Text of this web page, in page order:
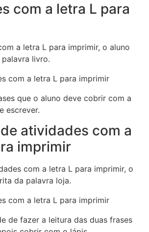
com a letra L para
a letra L para imprimir, o aluno
livro.
que o aluno deve cobrir com a
escrever.
atividades com a
imprimir
com a letra L para imprimir, o
da palavra loja.
de fazer a leitura das duas frases